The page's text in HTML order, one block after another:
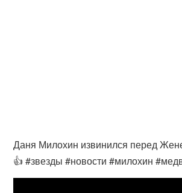
Даня Милохин извинился перед
👍 #звезды #новости #милохин